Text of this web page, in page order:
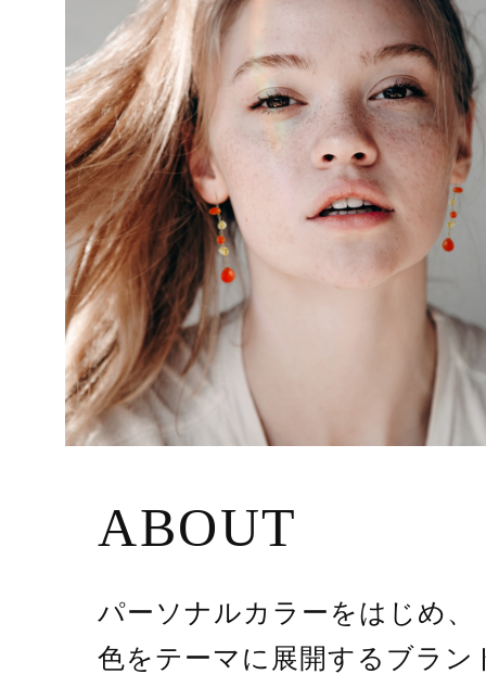
ABOUT
パーソナルカラーをはじめ、
色をテーマに展開するブラン